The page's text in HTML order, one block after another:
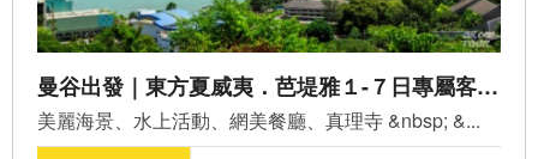
曼谷出發｜東方夏威夷．芭堤雅１-７日專屬客製包車
美麗海景、水上活動、網美餐廳、真理寺 &nbsp; &...